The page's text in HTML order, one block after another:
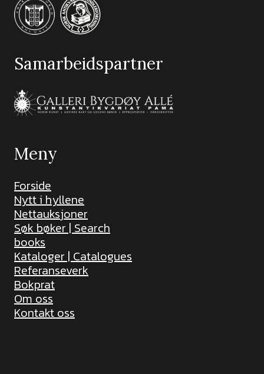
Samarbeidspartner
Meny
Forside
Nytt i hyllene
Nettauksjoner
Søk bøker | Search
books
Kataloger | Catalogues
Referanseverk
Bokprat
Om oss
Kontakt oss